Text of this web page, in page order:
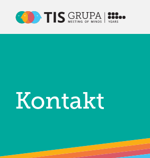
Kontakt